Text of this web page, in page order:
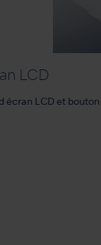
LCD
écran LCD et